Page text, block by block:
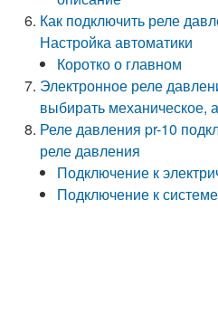
Как подключить реле
Настройка автоматики
Коротко о главном
Электронное реле
выбирать механическое,
Реле давления pr-10
реле давления
Подключение к
Подключение к